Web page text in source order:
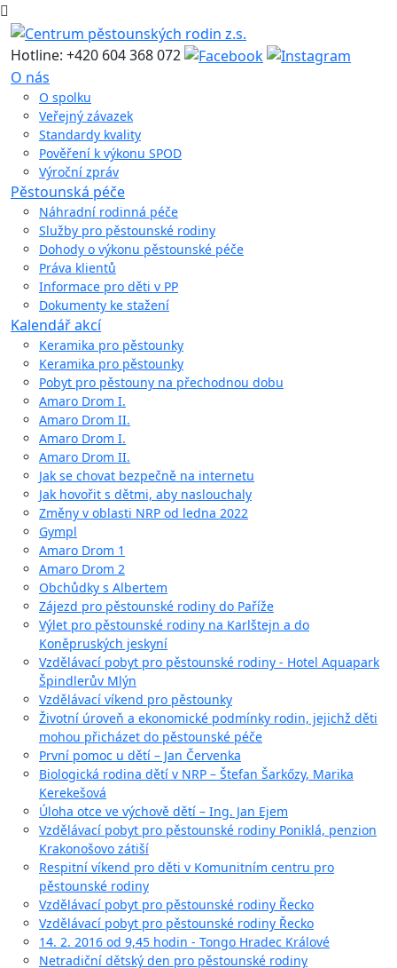
Hotline: +420 604 368 072
O nás
O spolku
Veřejný závazek
Standardy kvality
Pověření k výkonu SPOD
Výroční zpráv
Pěstounská péče
Náhradní rodinná péče
Služby pro pěstounské rodiny
Dohody o výkonu pěstounské péče
Práva klientů
Informace pro děti v PP
Dokumenty ke stažení
Kalendář akcí
Keramika pro pěstounky
Keramika pro pěstounky
Pobyt pro pěstouny na přechodnou dobu
Amaro Drom I.
Amaro Drom II.
Amaro Drom I.
Amaro Drom II.
Jak se chovat bezpečně na internetu
Jak hovořit s dětmi, aby naslouchaly
Změny v oblasti NRP od ledna 2022
Gympl
Amaro Drom 1
Amaro Drom 2
Obchůdky s Albertem
Zájezd pro pěstounské rodiny do Paříže
Výlet pro pěstounské rodiny na Karlštejn a do
Koněpruských jeskyní
Vzdělávací pobyt pro pěstounské rodiny - Hotel Aquapark
Špindlerův Mlýn
Vzdělávací víkend pro pěstounky
Životní úroveň a ekonomické podmínky rodin, jejichž děti
mohou přicházet do pěstounské péče
První pomoc u dětí – Jan Červenka
Biologická rodina dětí v NRP – Štefan Šarkőzy, Marika
Kerekešová
Úloha otce ve výchově dětí – Ing. Jan Ejem
Vzdělávací pobyt pro pěstounské rodiny Poniklá, penzion
Krakonošovo zátiší
Respitní víkend pro děti v Komunitním centru pro
pěstounské rodiny
Vzdělávací pobyt pro pěstounské rodiny Řecko
Vzdělávací pobyt pro pěstounské rodiny Řecko
14. 2. 2016 od 9,45 hodin - Tongo Hradec Králové
Netradiční dětský den pro pěstounské rodiny